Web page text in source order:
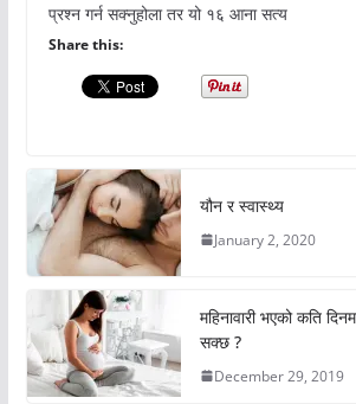
प्रश्न गर्न सक्नुहोला तर यो १६ आना सत्य
Share this:
यौन र स्वास्थ्य
January 2, 2020
महिनावारी भएको कति
सक्छ ?
December 29, 2019